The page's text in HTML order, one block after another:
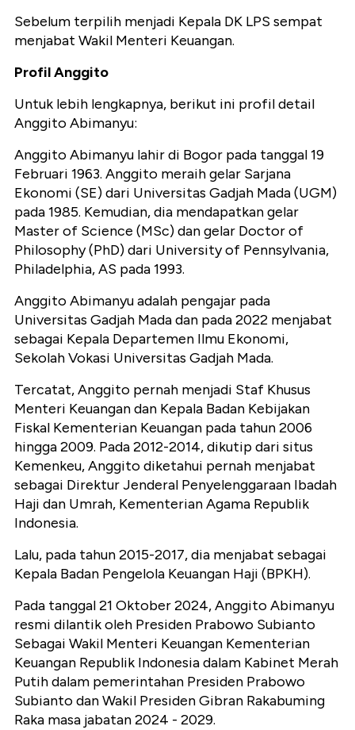
Sebelum terpilih menjadi Kepala DK LPS sempat
menjabat Wakil Menteri Keuangan.
Profil Anggito
Untuk lebih lengkapnya, berikut ini profil detail
Anggito Abimanyu:
Anggito Abimanyu lahir di Bogor pada tanggal 19
Februari 1963. Anggito meraih gelar Sarjana
Ekonomi (SE) dari Universitas Gadjah Mada (UGM)
pada 1985. Kemudian, dia mendapatkan gelar
Master of Science (MSc) dan gelar Doctor of
Philosophy (PhD) dari University of Pennsylvania,
Philadelphia, AS pada 1993.
Anggito Abimanyu adalah pengajar pada
Universitas Gadjah Mada dan pada 2022 menjabat
sebagai Kepala Departemen Ilmu Ekonomi,
Sekolah Vokasi Universitas Gadjah Mada.
Tercatat, Anggito pernah menjadi Staf Khusus
Menteri Keuangan dan Kepala Badan Kebijakan
Fiskal Kementerian Keuangan pada tahun 2006
hingga 2009. Pada 2012-2014, dikutip dari situs
Kemenkeu, Anggito diketahui pernah menjabat
sebagai Direktur Jenderal Penyelenggaraan Ibadah
Haji dan Umrah, Kementerian Agama Republik
Indonesia.
Lalu, pada tahun 2015-2017, dia menjabat sebagai
Kepala Badan Pengelola Keuangan Haji (BPKH).
Pada tanggal 21 Oktober 2024, Anggito Abimanyu
resmi dilantik oleh Presiden Prabowo Subianto
Sebagai Wakil Menteri Keuangan Kementerian
Keuangan Republik Indonesia dalam Kabinet Merah
Putih dalam pemerintahan Presiden Prabowo
Subianto dan Wakil Presiden Gibran Rakabuming
Raka masa jabatan 2024 - 2029.